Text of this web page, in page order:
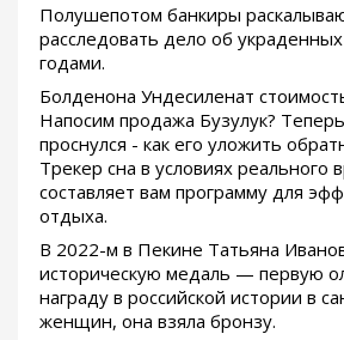
Полушепотом банкиры
расследовать дело об
годами.
Болденона Ундесиленат
Напосим продажа Бузулук?
проснулся - как его уложить
Трекер сна в условиях реального
составляет вам программу для
отдыха.
В 2022-м в Пекине Татьяна
историческую медаль — первую
награду в российской истории в
женщин, она взяла бронзу.